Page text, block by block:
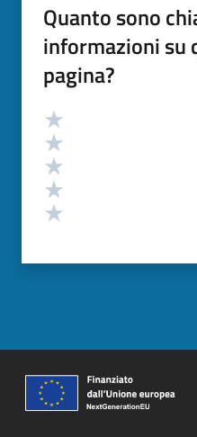
Quanto sono
informazioni su
pagina?
Valutazione